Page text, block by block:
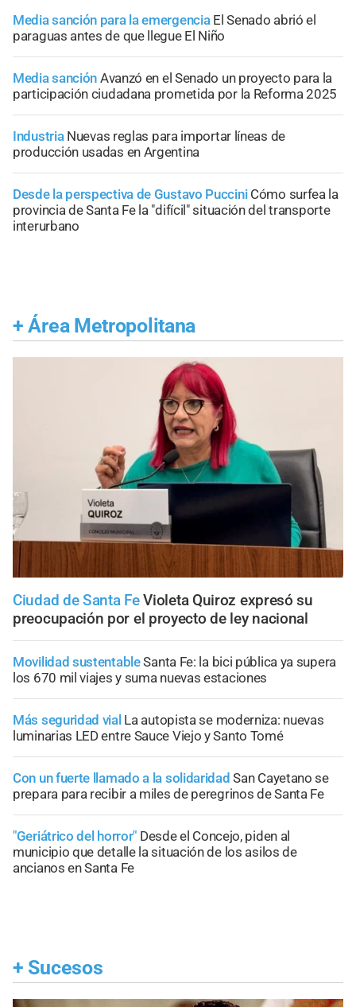
Media sanción para la emergencia El Senado abrió el
paraguas antes de que llegue El Niño
Media sanción Avanzó en el Senado un proyecto para la
participación ciudadana prometida por la Reforma 2025
Industria Nuevas reglas para importar líneas de
producción usadas en Argentina
Desde la perspectiva de Gustavo Puccini Cómo surfea la
provincia de Santa Fe la "difícil" situación del transporte
interurbano
+ Área Metropolitana
Ciudad de Santa Fe Violeta Quiroz expresó su
preocupación por el proyecto de ley nacional
Movilidad sustentableSanta Fe: la bici pública ya supera
los 670 mil viajes y suma nuevas estaciones
Más seguridad vial La autopista se moderniza: nuevas
luminarias LED entre Sauce Viejo y Santo Tomé
Con un fuerte llamado a la solidaridad San Cayetano se
prepara para recibir a miles de peregrinos de Santa Fe
"Geriátrico del horror" Desde el Concejo, piden al
municipio que detalle la situación de los asilos de
ancianos en Santa Fe
+ Sucesos